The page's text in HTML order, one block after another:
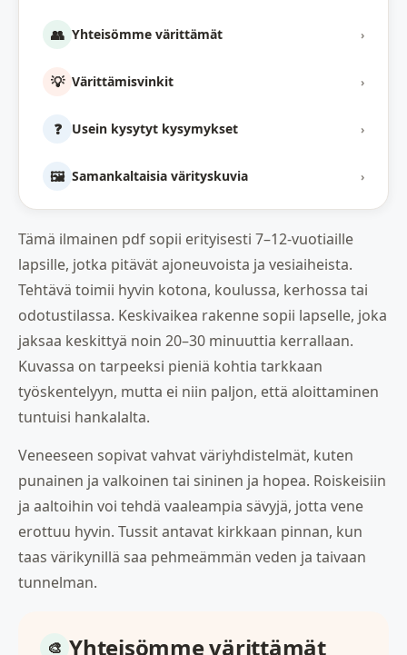
👥 Yhteisömme värittämät ›
💡 Värittämisvinkit ›
❓ Usein kysytyt kysymykset ›
🖼️ Samankaltaisia värityskuvia ›
Tämä ilmainen pdf sopii erityisesti 7–12-vuotiaille
lapsille, jotka pitävät ajoneuvoista ja vesiaiheista.
Tehtävä toimii hyvin kotona, koulussa, kerhossa tai
odotustilassa. Keskivaikea rakenne sopii lapselle, joka
jaksaa keskittyä noin 20–30 minuuttia kerrallaan.
Kuvassa on tarpeeksi pieniä kohtia tarkkaan
työskentelyyn, mutta ei niin paljon, että aloittaminen
tuntuisi hankalalta.
Veneeseen sopivat vahvat väriyhdistelmät, kuten
punainen ja valkoinen tai sininen ja hopea. Roiskeisiin
ja aaltoihin voi tehdä vaaleampia sävyjä, jotta vene
erottuu hyvin. Tussit antavat kirkkaan pinnan, kun
taas värikynillä saa pehmeämmän veden ja taivaan
tunnelman.
Yhteisömme värittämät